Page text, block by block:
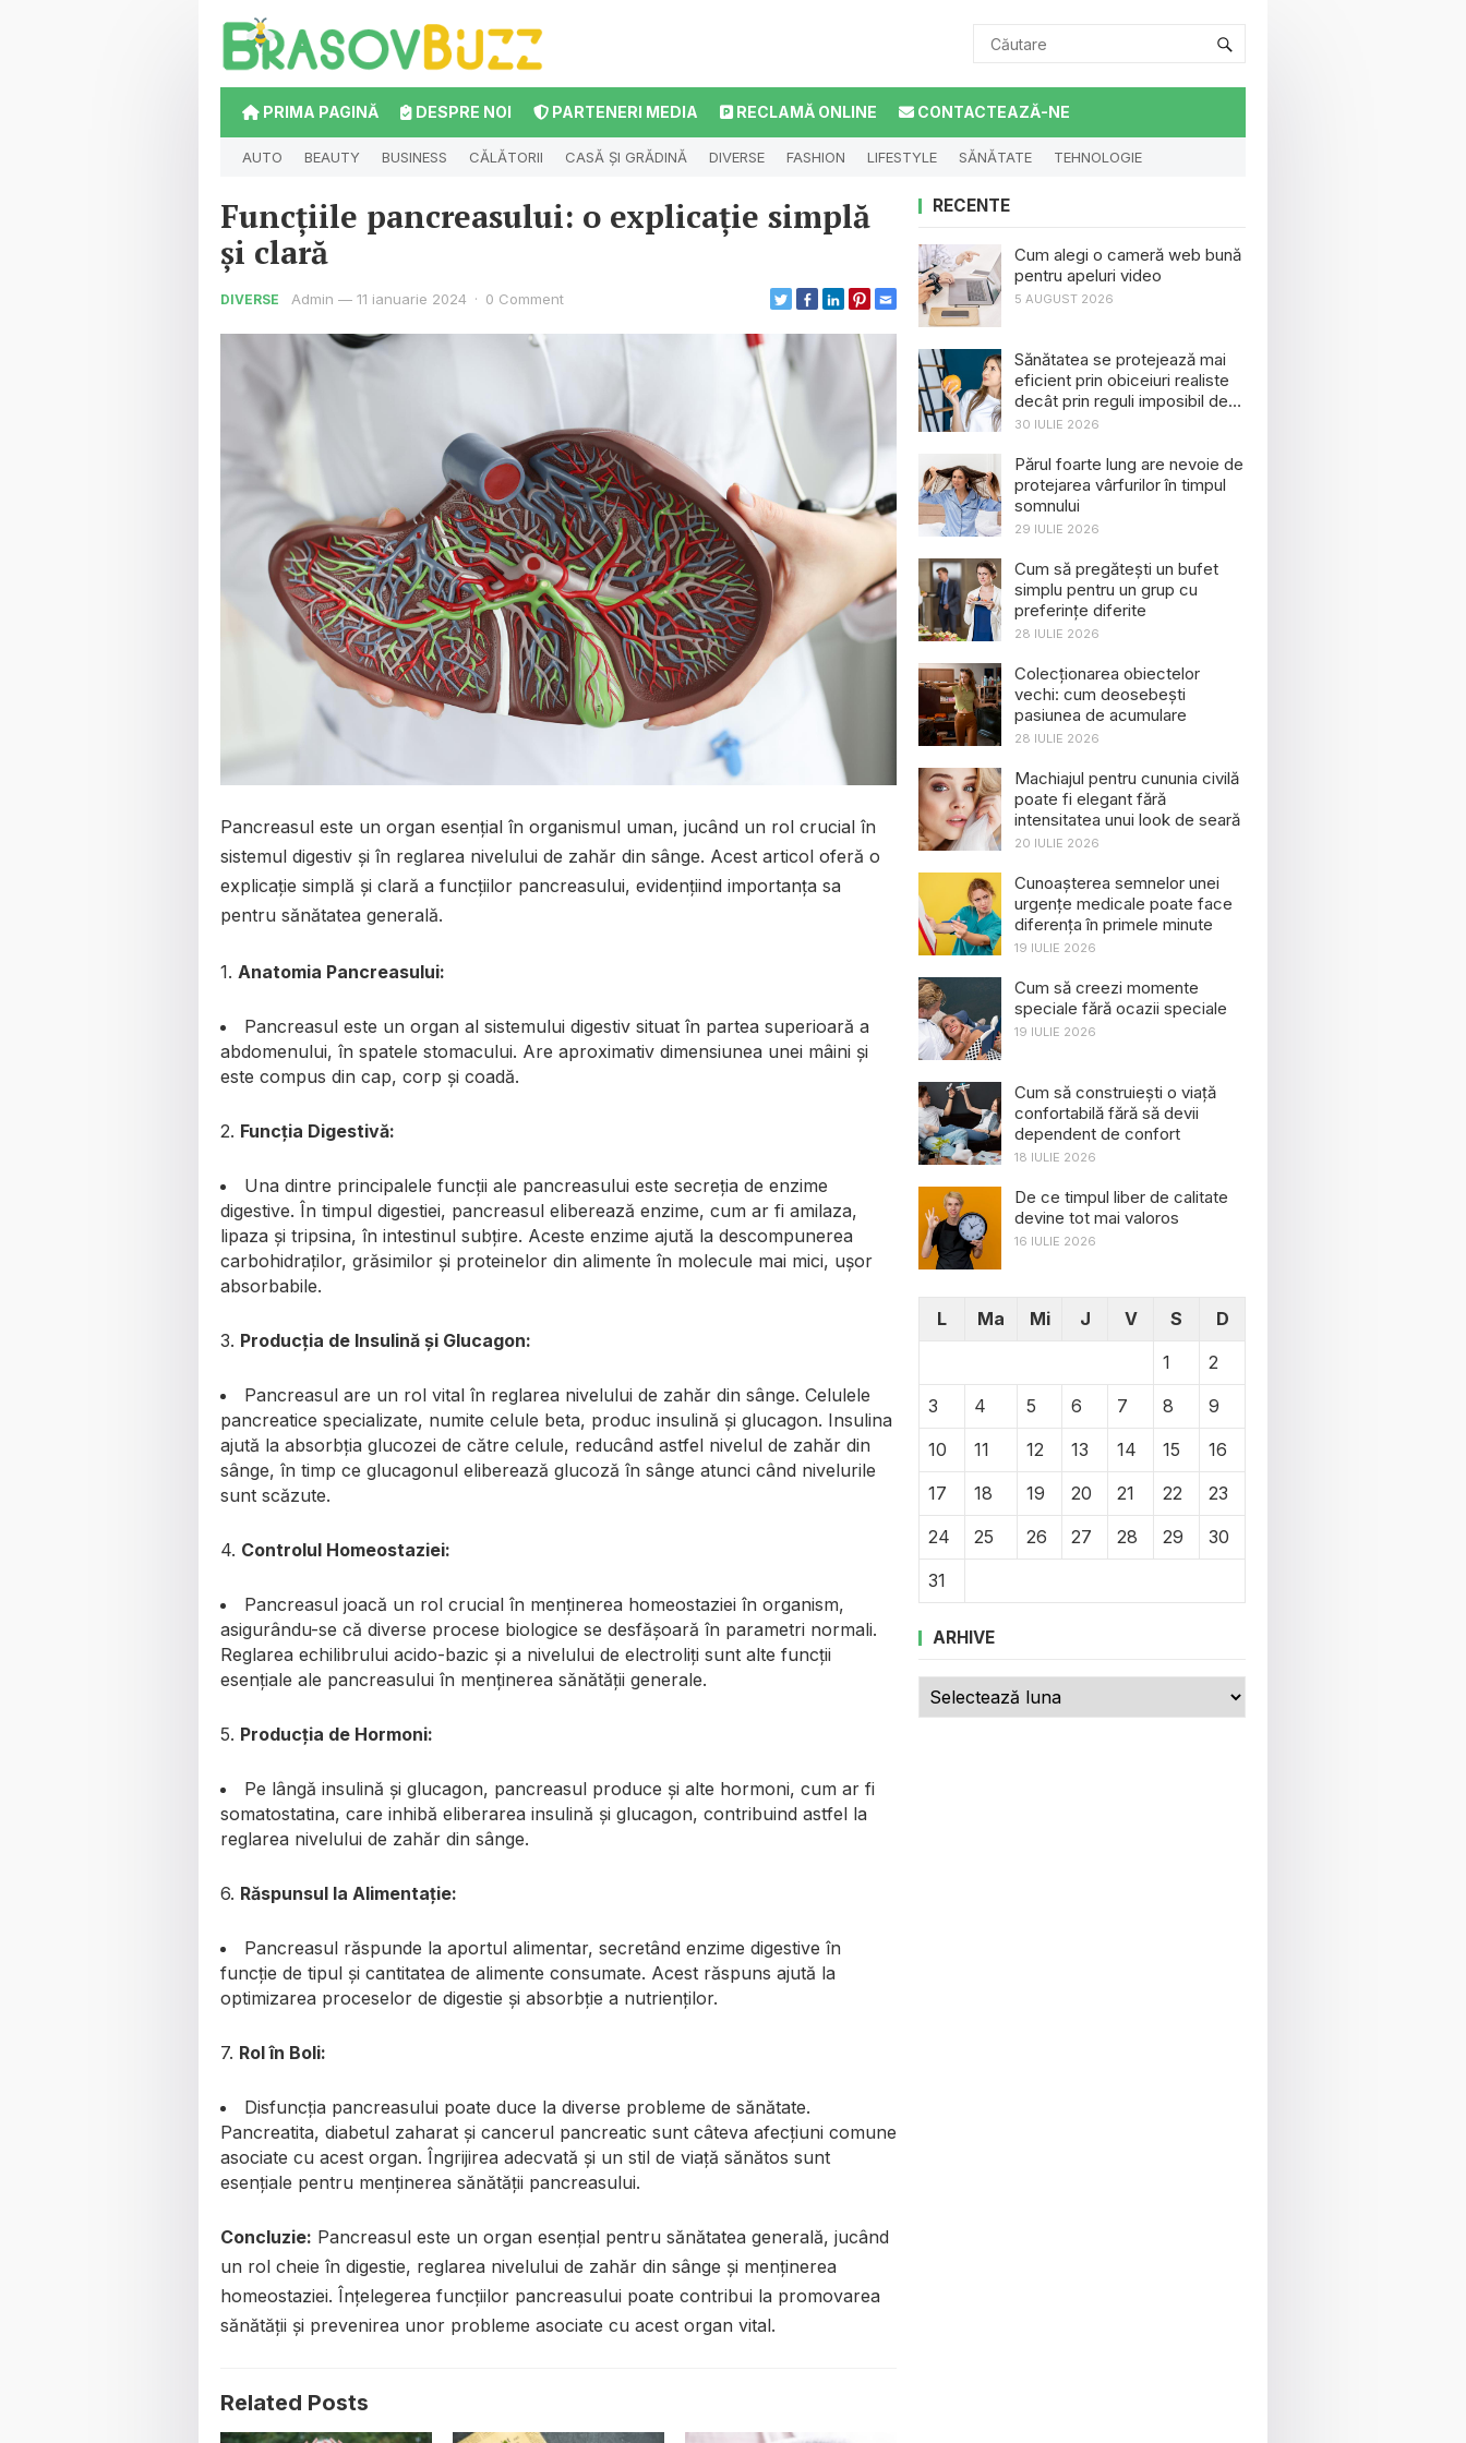
PRIMA PAGINĂ DESPRE NOI PARTENERI MEDIA RECLAMĂ ONLINE CONTACTEAZĂ-NE
AUTO BEAUTY BUSINESS CĂLĂTORII CASĂ ȘI GRĂDINĂ DIVERSE FASHION LIFESTYLE SĂNĂTATE TEHNOLOGIE
Funcțiile pancreasului: o explicație simplă
și clară
DIVERSE Admin — 11 ianuarie 2024 · 0 Comment
Pancreasul este un organ esențial în organismul uman, jucând un rol crucial în
sistemul digestiv și în reglarea nivelului de zahăr din sânge. Acest articol oferă o
explicație simplă și clară a funcțiilor pancreasului, evidențiind importanța sa
pentru sănătatea generală.
1. Anatomia Pancreasului:
Pancreasul este un organ al sistemului digestiv situat în partea superioară a
abdomenului, în spatele stomacului. Are aproximativ dimensiunea unei mâini și
este compus din cap, corp și coadă.
2. Funcția Digestivă:
Una dintre principalele funcții ale pancreasului este secreția de enzime
digestive. În timpul digestiei, pancreasul eliberează enzime, cum ar fi amilaza,
lipaza și tripsina, în intestinul subțire. Aceste enzime ajută la descompunerea
carbohidraților, grăsimilor și proteinelor din alimente în molecule mai mici, ușor
absorbabile.
3. Producția de Insulină și Glucagon:
Pancreasul are un rol vital în reglarea nivelului de zahăr din sânge. Celulele
pancreatice specializate, numite celule beta, produc insulină și glucagon. Insulina
ajută la absorbția glucozei de către celule, reducând astfel nivelul de zahăr din
sânge, în timp ce glucagonul eliberează glucoză în sânge atunci când nivelurile
sunt scăzute.
4. Controlul Homeostaziei:
Pancreasul joacă un rol crucial în menținerea homeostaziei în organism,
asigurându-se că diverse procese biologice se desfășoară în parametri normali.
Reglarea echilibrului acido-bazic și a nivelului de electroliți sunt alte funcții
esențiale ale pancreasului în menținerea sănătății generale.
5. Producția de Hormoni:
Pe lângă insulină și glucagon, pancreasul produce și alte hormoni, cum ar fi
somatostatina, care inhibă eliberarea insulină și glucagon, contribuind astfel la
reglarea nivelului de zahăr din sânge.
6. Răspunsul la Alimentație:
Pancreasul răspunde la aportul alimentar, secretând enzime digestive în
funcție de tipul și cantitatea de alimente consumate. Acest răspuns ajută la
optimizarea proceselor de digestie și absorbție a nutrienților.
7. Rol în Boli:
Disfuncția pancreasului poate duce la diverse probleme de sănătate.
Pancreatita, diabetul zaharat și cancerul pancreatic sunt câteva afecțiuni comune
asociate cu acest organ. Îngrijirea adecvată și un stil de viață sănătos sunt
esențiale pentru menținerea sănătății pancreasului.
Concluzie: Pancreasul este un organ esențial pentru sănătatea generală, jucând
un rol cheie în digestie, reglarea nivelului de zahăr din sânge și menținerea
homeostaziei. Înțelegerea funcțiilor pancreasului poate contribui la promovarea
sănătății și prevenirea unor probleme asociate cu acest organ vital.
Related Posts
RECENTE
Cum alegi o cameră web bună
pentru apeluri video
5 AUGUST 2026
Sănătatea se protejează mai
eficient prin obiceiuri realiste
decât prin reguli imposibil de
menținut
30 IULIE 2026
Părul foarte lung are nevoie de
protejarea vârfurilor în timpul
somnului
29 IULIE 2026
Cum să pregătești un bufet
simplu pentru un grup cu
preferințe diferite
28 IULIE 2026
Colecționarea obiectelor
vechi: cum deosebești
pasiunea de acumulare
28 IULIE 2026
Machiajul pentru cununia civilă
poate fi elegant fără
intensitatea unui look de seară
20 IULIE 2026
Cunoașterea semnelor unei
urgențe medicale poate face
diferența în primele minute
19 IULIE 2026
Cum să creezi momente
speciale fără ocazii speciale
19 IULIE 2026
Cum să construiești o viață
confortabilă fără să devii
dependent de confort
18 IULIE 2026
De ce timpul liber de calitate
devine tot mai valoros
16 IULIE 2026
L Ma Mi J V S
D
1
2
3
4 5 6 7 8
9
10
11 12 13 14 15
16
17
18 19 20 21 22
23
24
25 26 27 28 29
30
31
ARHIVE
Arhive